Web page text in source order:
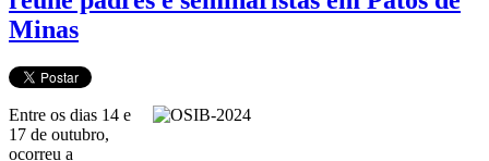
Minas
Entre os dias 14 e
17 de outubro,
ocorreu a